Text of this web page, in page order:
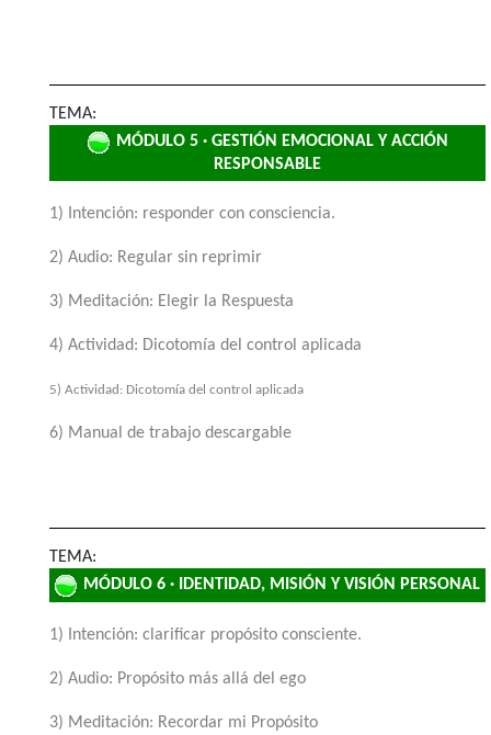
TEMA:
MÓDULO 5 · GESTIÓN EMOCIONAL Y ACCIÓN
RESPONSABLE
1) Intención: responder con consciencia.
2) Audio: Regular sin reprimir
3) Meditación: Elegir la Respuesta
4) Actividad: Dicotomía del control aplicada
5) Actividad: Dicotomía del control aplicada
6) Manual de trabajo descargable
TEMA:
MÓDULO 6 · IDENTIDAD, MISIÓN Y VISIÓN PERSONAL
1) Intención: clarificar propósito consciente.
2) Audio: Propósito más allá del ego
3) Meditación: Recordar mi Propósito